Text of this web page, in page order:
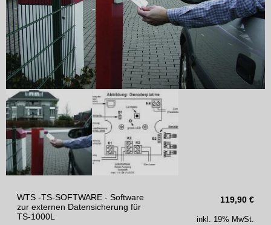
119,90 €
WTS -TS-SOFTWARE - Software
zur externen Datensicherung für
TS-1000L
inkl. 19% MwSt.